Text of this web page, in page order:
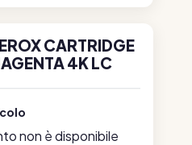
CARTRIDGE
4K LC
non è disponibile